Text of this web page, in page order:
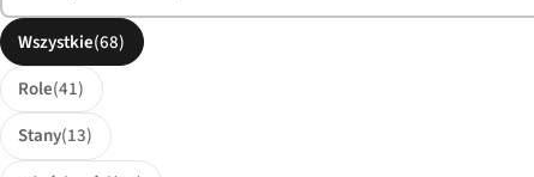
Filtruj według typu
Wszystkie(68)
Role(41)
Stany(13)